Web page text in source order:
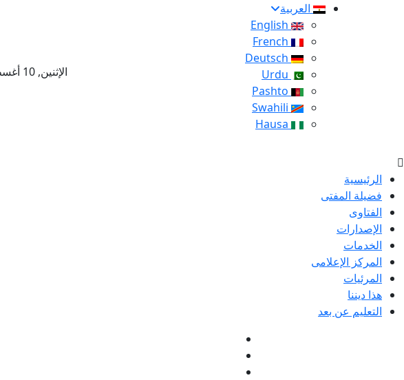
العربية
الإثنين, 10 أغسطس 2026 – 27 صفر 1448 هـ
الرئيسية
فضيلة المفتى
الفتاوى
الإصدارات
الخدمات
المركز الإعلامى
المرئيات
هذا ديننا
التعليم عن بعد